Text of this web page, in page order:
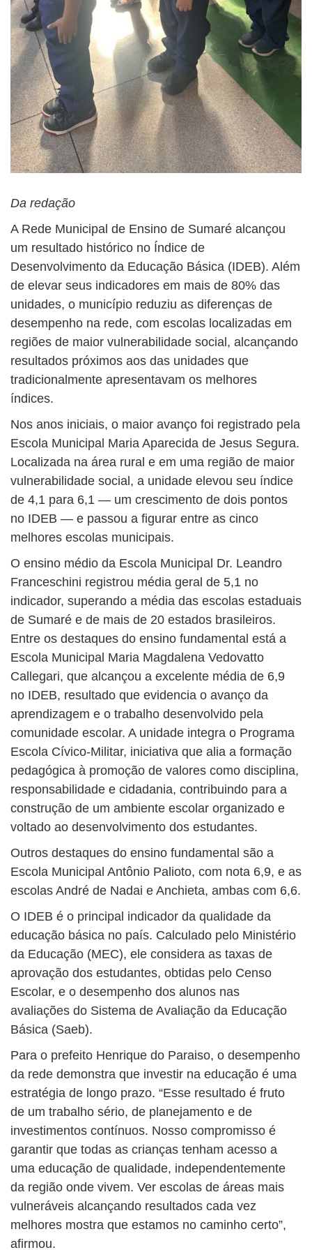
Da redação
A Rede Municipal de Ensino de Sumaré alcançou
um resultado histórico no Índice de
Desenvolvimento da Educação Básica (IDEB). Além
de elevar seus indicadores em mais de 80% das
unidades, o município reduziu as diferenças de
desempenho na rede, com escolas localizadas em
regiões de maior vulnerabilidade social, alcançando
resultados próximos aos das unidades que
tradicionalmente apresentavam os melhores
índices.
Nos anos iniciais, o maior avanço foi registrado pela
Escola Municipal Maria Aparecida de Jesus Segura.
Localizada na área rural e em uma região de maior
vulnerabilidade social, a unidade elevou seu índice
de 4,1 para 6,1 — um crescimento de dois pontos
no IDEB — e passou a figurar entre as cinco
melhores escolas municipais.
O ensino médio da Escola Municipal Dr. Leandro
Franceschini registrou média geral de 5,1 no
indicador, superando a média das escolas estaduais
de Sumaré e de mais de 20 estados brasileiros.
Entre os destaques do ensino fundamental está a
Escola Municipal Maria Magdalena Vedovatto
Callegari, que alcançou a excelente média de 6,9
no IDEB, resultado que evidencia o avanço da
aprendizagem e o trabalho desenvolvido pela
comunidade escolar. A unidade integra o Programa
Escola Cívico-Militar, iniciativa que alia a formação
pedagógica à promoção de valores como disciplina,
responsabilidade e cidadania, contribuindo para a
construção de um ambiente escolar organizado e
voltado ao desenvolvimento dos estudantes.
Outros destaques do ensino fundamental são a
Escola Municipal Antônio Palioto, com nota 6,9, e as
escolas André de Nadai e Anchieta, ambas com 6,6.
O IDEB é o principal indicador da qualidade da
educação básica no país. Calculado pelo Ministério
da Educação (MEC), ele considera as taxas de
aprovação dos estudantes, obtidas pelo Censo
Escolar, e o desempenho dos alunos nas
avaliações do Sistema de Avaliação da Educação
Básica (Saeb).
Para o prefeito Henrique do Paraiso, o desempenho
da rede demonstra que investir na educação é uma
estratégia de longo prazo. “Esse resultado é fruto
de um trabalho sério, de planejamento e de
investimentos contínuos. Nosso compromisso é
garantir que todas as crianças tenham acesso a
uma educação de qualidade, independentemente
da região onde vivem. Ver escolas de áreas mais
vulneráveis alcançando resultados cada vez
melhores mostra que estamos no caminho certo”,
afirmou.